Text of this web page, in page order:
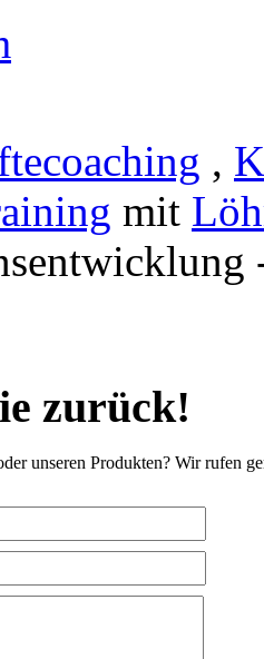
,
mit
zurück!
unseren Produkten? Wir rufen